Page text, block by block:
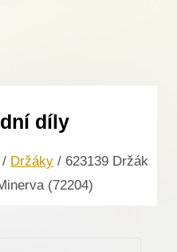
díly
/ Držáky / 623139 Držák
(72204)